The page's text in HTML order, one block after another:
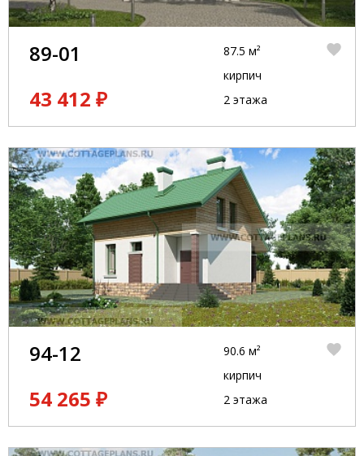
89-01
43 412 ₽
87.5 м²
кирпич
2 этажа
94-12
54 265 ₽
90.6 м²
кирпич
2 этажа